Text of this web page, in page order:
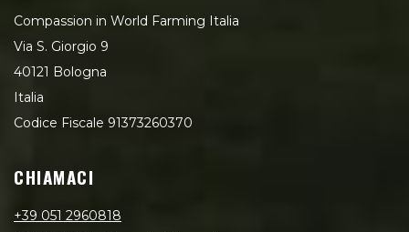
Compassion in World Farming Italia
Via S. Giorgio 9
40121 Bologna
Italia
Codice Fiscale 91373260370
CHIAMACI
+39 051 2960818